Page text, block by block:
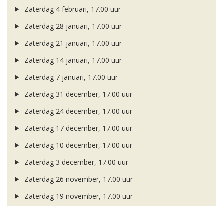
Zaterdag 4 februari, 17.00 uur
Zaterdag 28 januari, 17.00 uur
Zaterdag 21 januari, 17.00 uur
Zaterdag 14 januari, 17.00 uur
Zaterdag 7 januari, 17.00 uur
Zaterdag 31 december, 17.00 uur
Zaterdag 24 december, 17.00 uur
Zaterdag 17 december, 17.00 uur
Zaterdag 10 december, 17.00 uur
Zaterdag 3 december, 17.00 uur
Zaterdag 26 november, 17.00 uur
Zaterdag 19 november, 17.00 uur